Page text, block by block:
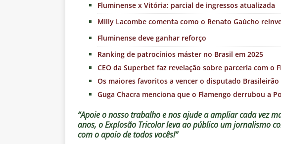
Fluminense x Vitória: parcial de ingressos atualizada
Milly Lacombe comenta como o Renato Gaúcho
Fluminense deve ganhar reforço
Ranking de patrocínios máster no Brasil em 2025
CEO da Superbet faz revelação sobre parceria com o
Os maiores favoritos a vencer o disputado Brasileirão
Guga Chacra menciona que o Flamengo derrubou a
“Apoie o nosso trabalho e nos ajude a ampliar cada vez
anos, o Explosão Tricolor leva ao público um jornalismo
com o apoio de todos vocês!”